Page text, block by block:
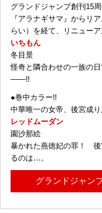
グランドジャンプ創刊15
『アラナギサマ』からリ
らい）を経て、リニュー
いちもん
冬目景
怪奇と隣合わせの一族の
——!!
●巻中カラー!!
中華唯一の女帝、後宮成
レッドムーダン
園沙那絵
暴かれた燕徳妃の罪！ 後
るのは…。
グランドジャン